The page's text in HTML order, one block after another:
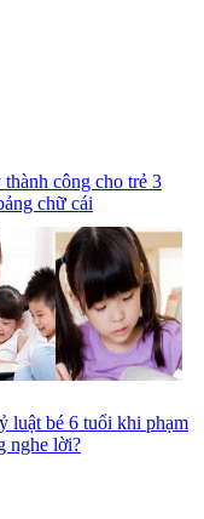
thành công cho trẻ 3
chữ cái
luật bé 6 tuổi khi phạm
nghe lời?